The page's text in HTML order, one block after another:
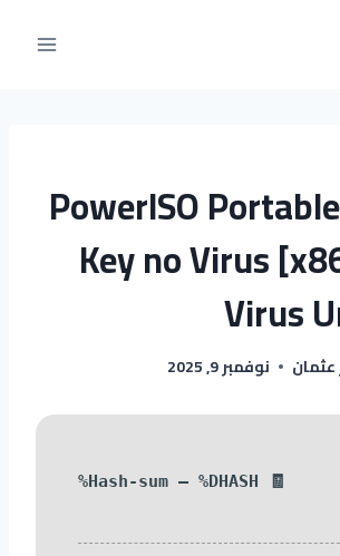
PowerISO
Key no Virus
Virus
عثمان نوفمبر 9, 2025
🧾 Hash-sum — %DHASH%